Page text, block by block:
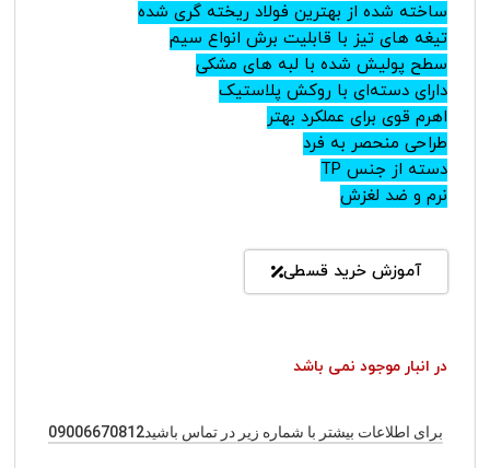
ساخته شده از بهترین فولاد ریخته گری شده
تیغه های تیز با قابلیت برش انواع سیم
سطح پولیش شده با لبه های مشکی
دارای دسته‌ای با روکش پلاستیک
اهرم قوی برای عملکرد بهتر
طراحی منحصر به فرد
دسته از جنس TP
نرم و ضد لغزش
آموزش خرید قسطی
در انبار موجود نمی باشد
برای اطلاعات بیشتر با شماره زیر در تماس باشید09006670812